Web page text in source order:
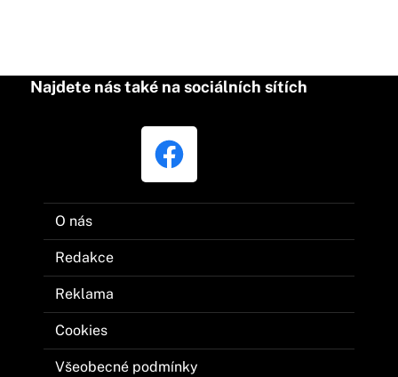
Najdete nás také na sociálních sítích
O nás
Redakce
Reklama
Cookies
Všeobecné podmínky